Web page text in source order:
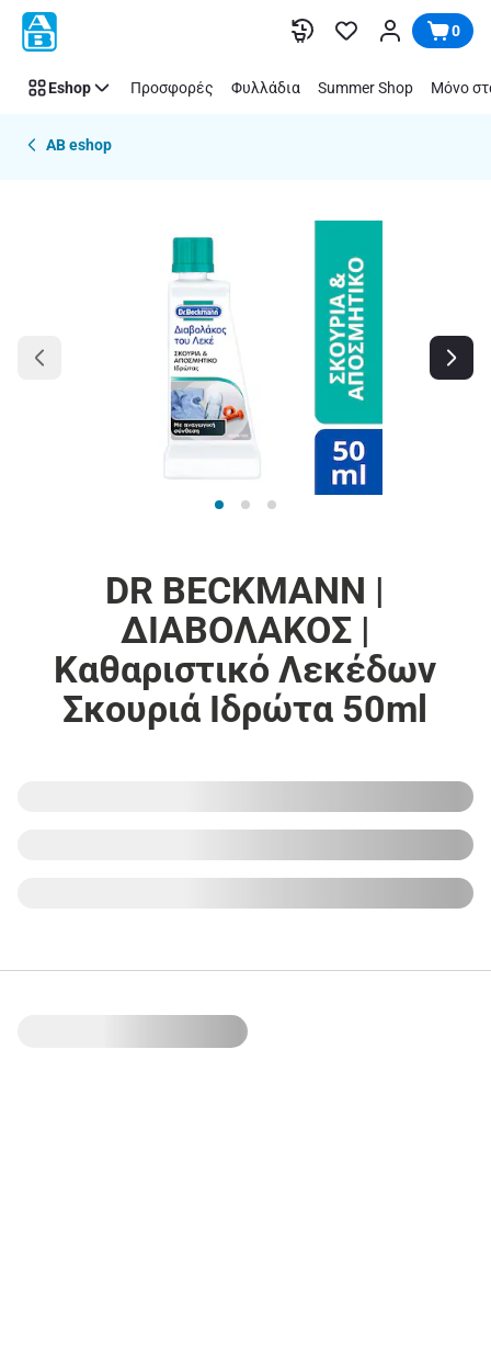
Παράλειψη 0
Eshop Προσφορές Φυλλάδια Summer Shop Μόνο
AB eshop
DR BECKMANN |
ΔΙΑΒΟΛΑΚΟΣ |
Καθαριστικό Λεκέδων
Σκουριά Ιδρώτα 50ml